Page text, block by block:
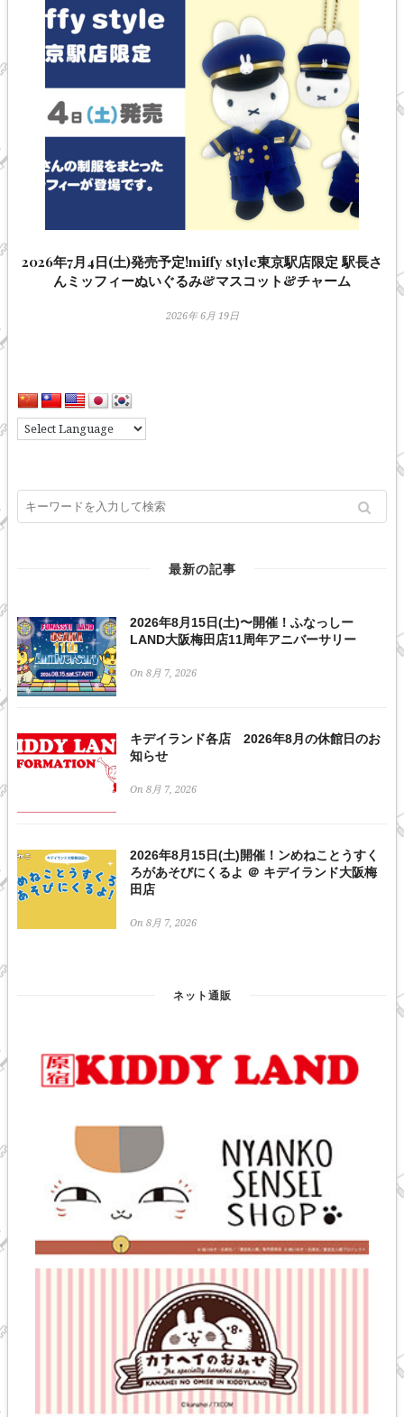
2026年7月4日(土)発売予定!miffy style東京駅店限定 駅長さ
んミッフィーぬいぐるみ&マスコット&チャーム
2026年 6月 19日
最新の記事
2026年8月15日(土)〜開催！ふなっしー
LAND大阪梅田店11周年アニバーサリー
On 8月 7, 2026
キデイランド各店 2026年8月の休館日のお
知らせ
On 8月 7, 2026
2026年8月15日(土)開催！ンめねことうすく
ろがあそびにくるよ ＠ キデイランド大阪梅
田店
On 8月 7, 2026
ネット通販